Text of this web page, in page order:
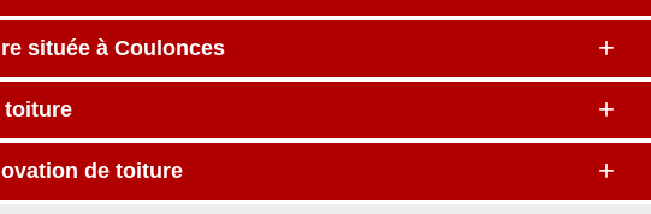
située à Coulonces
toiture
de toiture